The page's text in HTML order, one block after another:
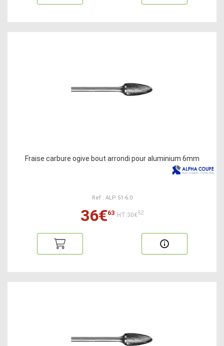
Fraise carbure ogive bout arrondi pour aluminium 6mm
Ref : ALP 51-6.0
36€63 HT:30€52